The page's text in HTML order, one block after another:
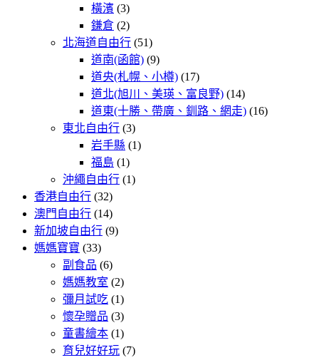
橫濱 (3)
鎌倉 (2)
北海道自由行 (51)
道南(函館) (9)
道央(札幌、小樽) (17)
道北(旭川、美瑛、富良野) (14)
道東(十勝、帶廣、釧路、網走) (16)
東北自由行 (3)
岩手縣 (1)
福島 (1)
沖繩自由行 (1)
香港自由行 (32)
澳門自由行 (14)
新加坡自由行 (9)
媽媽寶寶 (33)
副食品 (6)
媽媽教室 (2)
彌月試吃 (1)
懷孕贈品 (3)
童書繪本 (1)
育兒好好玩 (7)